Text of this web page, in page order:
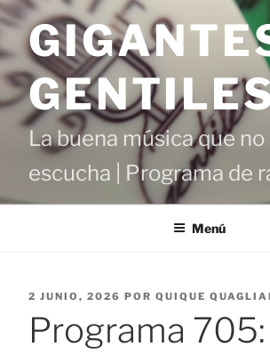
Saltar
contenido
La buena música que no
escucha | Programa de
Menú
PUBLICADO
2 JUNIO, 2026 POR QUIQUE
Programa